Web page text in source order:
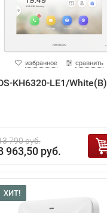
избранное сравнить
KH6320-LE1/White(B)
790 руб.
963,50 руб.
ХИТ!